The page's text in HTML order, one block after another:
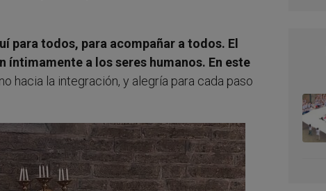
para todos, para acompañar a todos. El
íntimamente a los seres humanos. En este
hacia la integración, y alegría para cada paso